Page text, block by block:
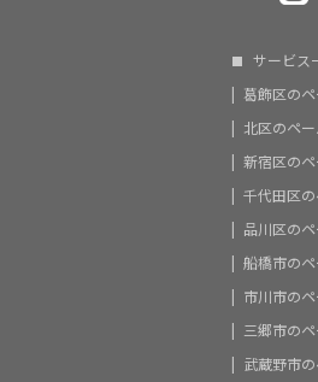
サービス
葛飾区の
北区のペ
新宿区の
千代田区
品川区の
船橋市の
市川市の
三郷市の
武蔵野市